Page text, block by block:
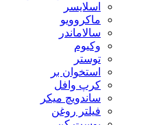
اسلایسر
ماکروویو
سالاماندر
وکیوم
توستر
استخوان بر
کرپ وافل
ساندویچ میکر
فیلتر روغن